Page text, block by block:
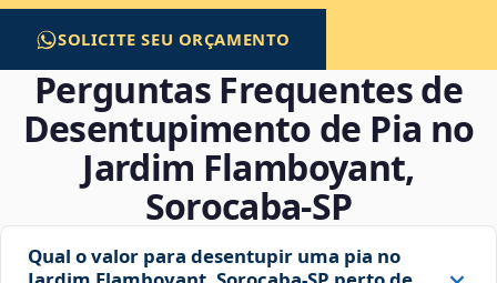
SOLICITE SEU ORÇAMENTO
Perguntas Frequentes de
Desentupimento de Pia no
Jardim Flamboyant,
Sorocaba‑SP
Qual o valor para desentupir uma pia no